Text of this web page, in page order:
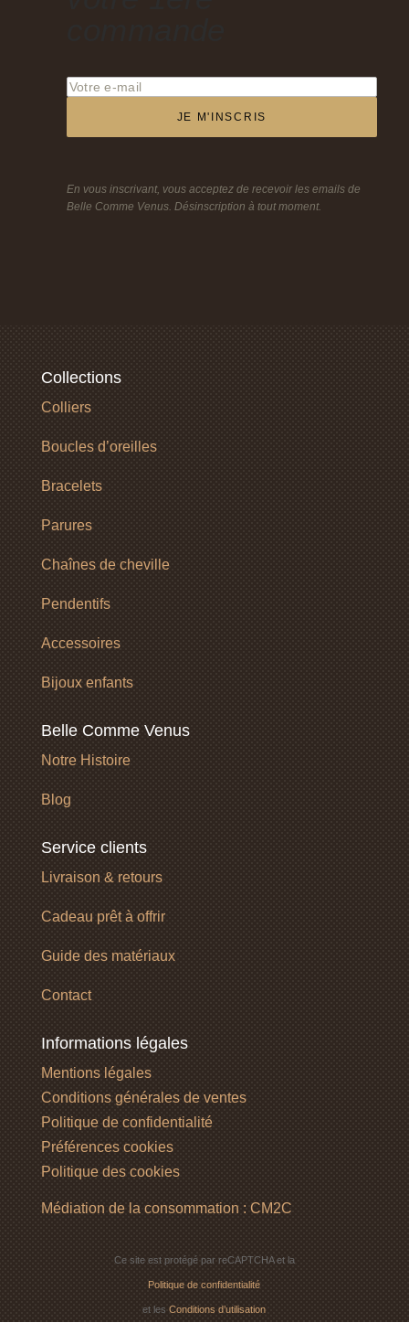
JE M'INSCRIS
En vous inscrivant, vous acceptez de recevoir les emails de
Belle Comme Venus. Désinscription à tout moment.
Collections
Colliers
Boucles d’oreilles
Bracelets
Parures
Chaînes de cheville
Pendentifs
Accessoires
Bijoux enfants
Belle Comme Venus
Notre Histoire
Blog
Service clients
Livraison & retours
Cadeau prêt à offrir
Guide des matériaux
Contact
Informations légales
Mentions légales
Conditions générales de ventes
Politique de confidentialité
Préférences cookies
Politique des cookies
Médiation de la consommation : CM2C
Ce site est protégé par reCAPTCHA et la
Politique de confidentialité
et lesConditions d’utilisation